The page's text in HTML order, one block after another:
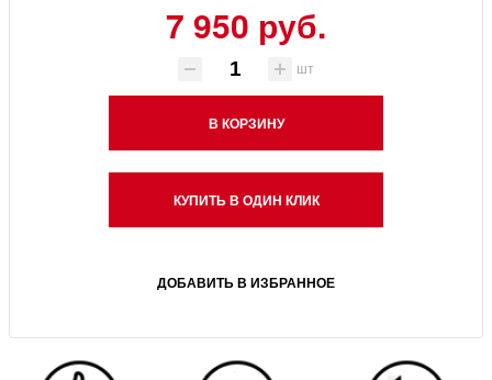
7 950 руб.
шт
В КОРЗИНУ
КУПИТЬ В ОДИН КЛИК
ДОБАВИТЬ В ИЗБРАННОЕ